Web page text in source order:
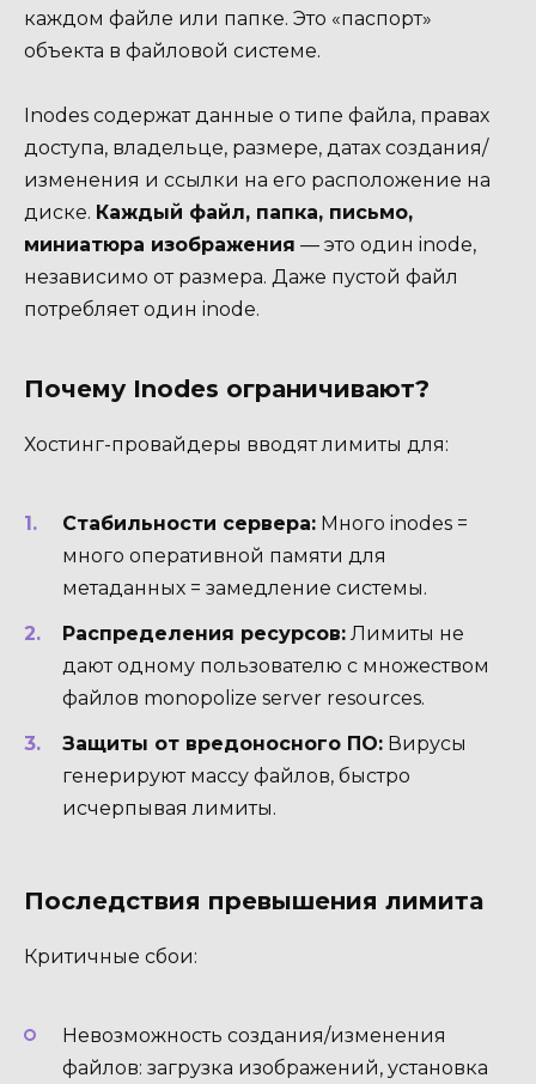
каждом файле или папке. Это «паспорт»
объекта в файловой системе.
Inodes содержат данные о типе файла, правах
доступа, владельце, размере, датах создания/
изменения и ссылки на его расположение на
диске. Каждый файл, папка, письмо,
миниатюра изображения — это один inode,
независимо от размера. Даже пустой файл
потребляет один inode.
Почему Inodes ограничивают?
Хостинг-провайдеры вводят лимиты для:
Стабильности сервера: Много inodes =
много оперативной памяти для
метаданных = замедление системы.
Распределения ресурсов: Лимиты не
дают одному пользователю с множеством
файлов monopolize server resources.
Защиты от вредоносного ПО: Вирусы
генерируют массу файлов, быстро
исчерпывая лимиты.
Последствия превышения лимита
Критичные сбои:
Невозможность создания/изменения
файлов: загрузка изображений, установка